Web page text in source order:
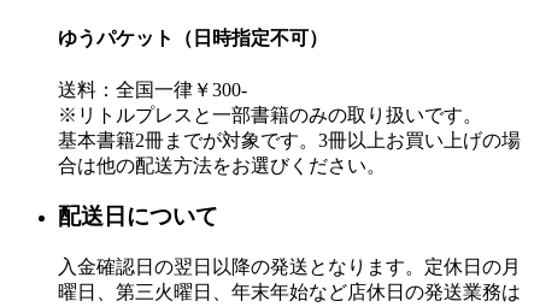
ゆうパケット（日時指定不可）
送料：全国一律￥300-
※リトルプレスと一部書籍のみの取り扱いです。
基本書籍2冊までが対象です。3冊以上お買い上げの場
合は他の配送方法をお選びください。
配送日について
入金確認日の翌日以降の発送となります。定休日の月
曜日、第三火曜日、年末年始など店休日の発送業務は